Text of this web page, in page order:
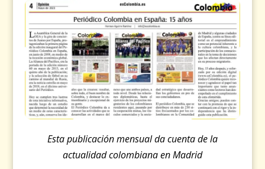
Esta publicación mensual da cuenta de la
actualidad colombiana en Madrid